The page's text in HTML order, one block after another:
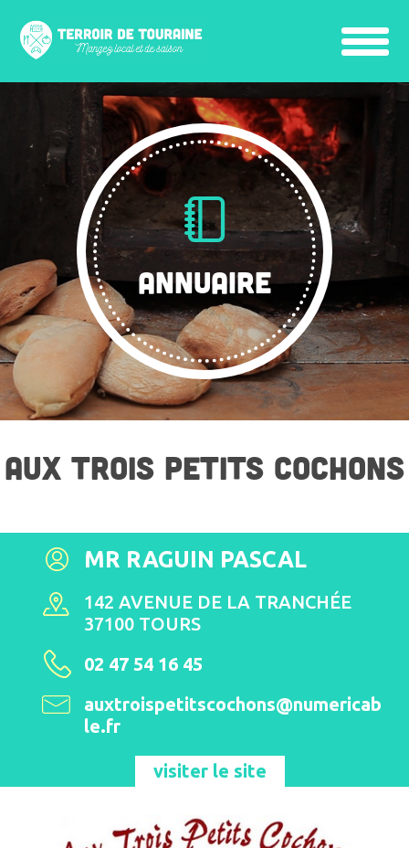
ANNUAIRE
AUX TROIS PETITS COCHONS
MR RAGUIN PASCAL
142 AVENUE DE LA TRANCHÉE
37100 TOURS
02 47 54 16 45
auxtroispetitscochons@numericab
le.fr
visiter le site